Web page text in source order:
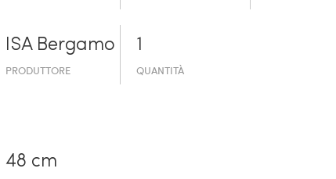
ISA Bergamo
PRODUTTORE
1
QUANTITÀ
48 cm